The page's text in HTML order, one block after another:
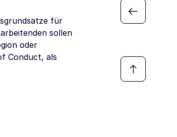
für
sollen
oder
Conduct, als